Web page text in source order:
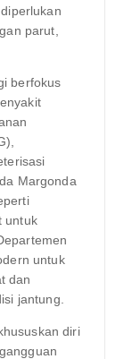
parut,
berfokus
Margonda
untuk
untuk
dan
jantung.
diri